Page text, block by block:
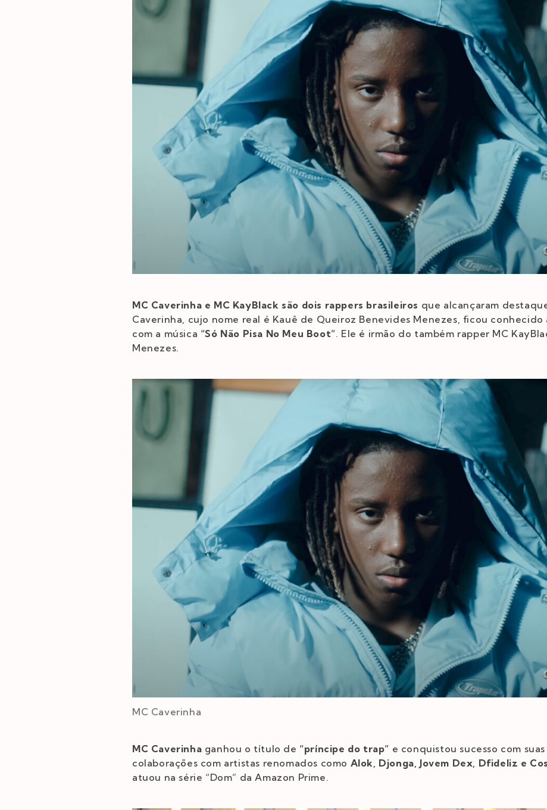
MC Caverinha e MC KayBlack são dois rappers brasileiros que alcançaram
Caverinha, cujo nome real é Kauê de Queiroz Benevides Menezes, ficou conhecido
com a música “Só Não Pisa No Meu Boot”. Ele é irmão do também rapper MC
Menezes.
MC Caverinha
MC Caverinha ganhou o título de “príncipe do trap” e conquistou sucesso com
colaborações com artistas renomados como Alok, Djonga, Jovem Dex, Dfideliz e
atuou na série “Dom” da Amazon Prime.